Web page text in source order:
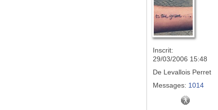
Inscrit:
29/03/2006 15:48
De Levallois Perret
Messages: 1014